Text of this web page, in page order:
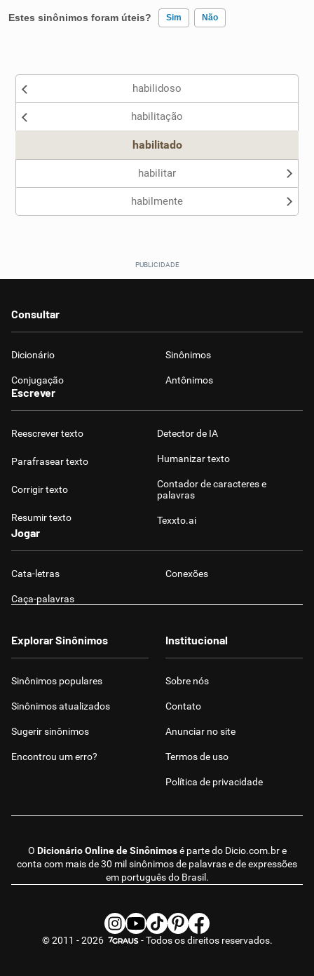
Estes sinônimos foram úteis? Sim Não
Nenhum dos sinônimos apresentados me ajudou
habilidoso
habilitação
habilitado
habilitar
habilmente
Consultar
Dicionário Sinônimos
Conjugação Antônimos
Escrever
Reescrever texto
Parafrasear texto
Corrigir texto
Resumir texto
Detector de IA
Humanizar texto
Contador de caracteres e
palavras
Texxto.ai
Jogar
Cata-letras Conexões
Caça-palavras
O Dicionário Online de Sinônimosé parte do Dicio.com.bre
conta com mais de 30 mil sinônimos de palavras e de expressões
em português do Brasil.
Explorar Sinônimos
Sinônimos populares
Sinônimos atualizados
Sugerir sinônimos
Encontrou um erro?
Institucional
Sobre nós
Contato
Anunciar no site
Termos de uso
Política de privacidade
© 2011 - 2026 - Todos os direitos reservados.